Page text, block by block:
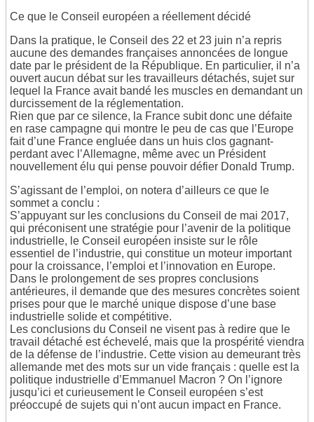
Ce que le Conseil européen a réellement décidé
Dans la pratique, le Conseil des 22 et 23 juin n’a repris
aucune des demandes françaises annoncées de longue
date par le président de la République. En particulier, il n’a
ouvert aucun débat sur les travailleurs détachés, sujet sur
lequel la France avait bandé les muscles en demandant un
durcissement de la réglementation.
Rien que par ce silence, la France subit donc une défaite
en rase campagne qui montre le peu de cas que l’Europe
fait d’une France engluée dans un huis clos gagnant-
perdant avec l’Allemagne, même avec un Président
nouvellement élu qui pense pouvoir défier Donald Trump.
S’agissant de l’emploi, on notera d’ailleurs ce que le
sommet a conclu :
S’appuyant sur les conclusions du Conseil de mai 2017,
qui préconisent une stratégie pour l’avenir de la politique
industrielle, le Conseil européen insiste sur le rôle
essentiel de l’industrie, qui constitue un moteur important
pour la croissance, l’emploi et l’innovation en Europe.
Dans le prolongement de ses propres conclusions
antérieures, il demande que des mesures concrètes soient
prises pour que le marché unique dispose d’une base
industrielle solide et compétitive.
Les conclusions du Conseil ne visent pas à redire que le
travail détaché est échevelé, mais que la prospérité viendra
de la défense de l’industrie. Cette vision au demeurant très
allemande met des mots sur un vide français : quelle est la
politique industrielle d’Emmanuel Macron ? On l’ignore
jusqu’ici et curieusement le Conseil européen s’est
préoccupé de sujets qui n’ont aucun impact en France.